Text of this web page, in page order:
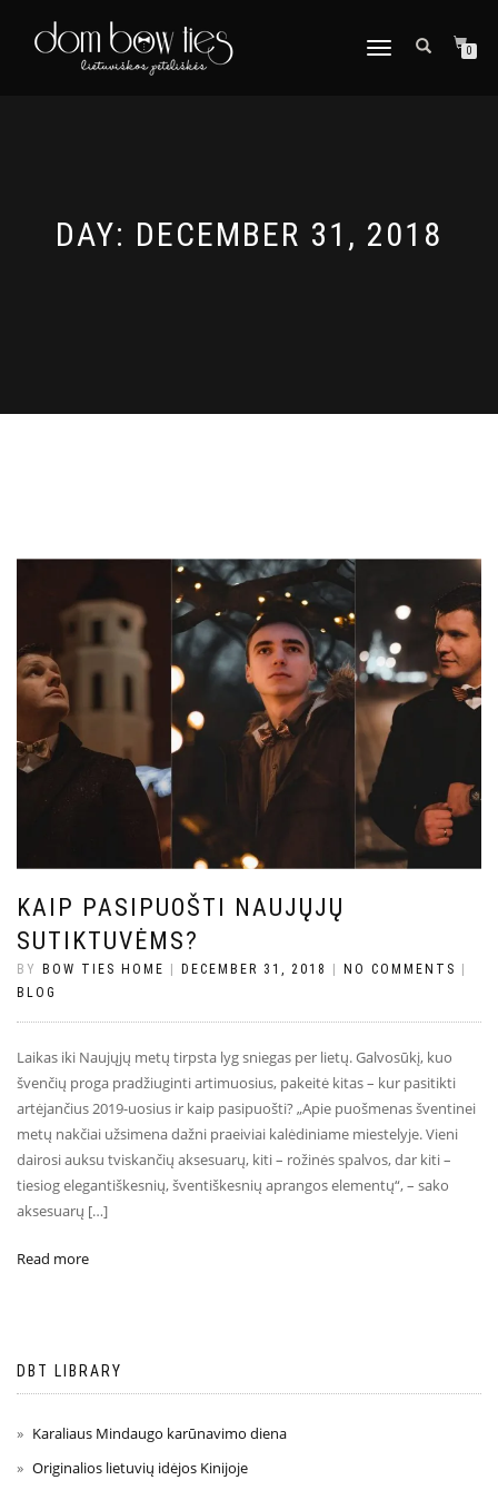
TOGGLE
0
DAY: DECEMBER 31, 2018
KAIP PASIPUOŠTI NAUJŲJŲ
SUTIKTUVĖMS?
BY BOW TIES HOME | DECEMBER 31, 2018 | NO COMMENTS |
BLOG
Laikas iki Naujųjų metų tirpsta lyg sniegas per lietų. Galvosūkį, kuo
švenčių proga pradžiuginti artimuosius, pakeitė kitas – kur pasitikti
artėjančius 2019-uosius ir kaip pasipuošti? „Apie puošmenas šventinei
metų nakčiai užsimena dažni praeiviai kalėdiniame miestelyje. Vieni
dairosi auksu tviskančių aksesuarų, kiti – rožinės spalvos, dar kiti –
tiesiog elegantiškesnių, šventiškesnių aprangos elementų“, – sako
aksesuarų […]
Read more
DBT LIBRARY
Karaliaus Mindaugo karūnavimo diena
Originalios lietuvių idėjos Kinijoje